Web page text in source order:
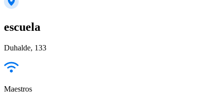
escuela
Duhalde, 133
Maestros